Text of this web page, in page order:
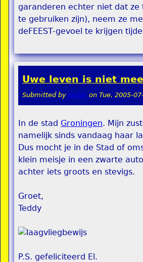
garanderen echter niet dat ze
te gebruiken zijn), neem ze
deFEEST-gevoel te krijgen
Uwe leven is niet
Submitted by teddy on Tue, 2005-
In de stad Groningen. Mijn
namelijk sinds vandaag haar
Dus mocht je in de Stad of
klein meisje in een zwarte
achter iets groots en stevigs.
Groet,
Teddy
P.S. gefeliciteerd El.